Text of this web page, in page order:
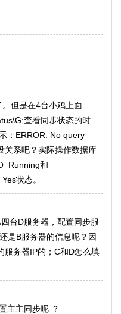
但是在4台小鸡上面
查看同步状态的时
：ERROR: No query
关系吧？实际操作数据库
和
状态。
台D服务器，配置同步服
是B服务器的信息呢？因
服务器IP的；C和D怎么填
主主同步呢 ？